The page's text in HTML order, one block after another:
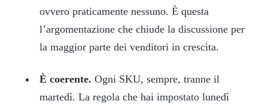
ovvero praticamente nessuno. È questa
l’argomentazione che chiude la discussione per
la maggior parte dei venditori in crescita.
È coerente. Ogni SKU, sempre, tranne il
martedì. La regola che hai impostato lunedì